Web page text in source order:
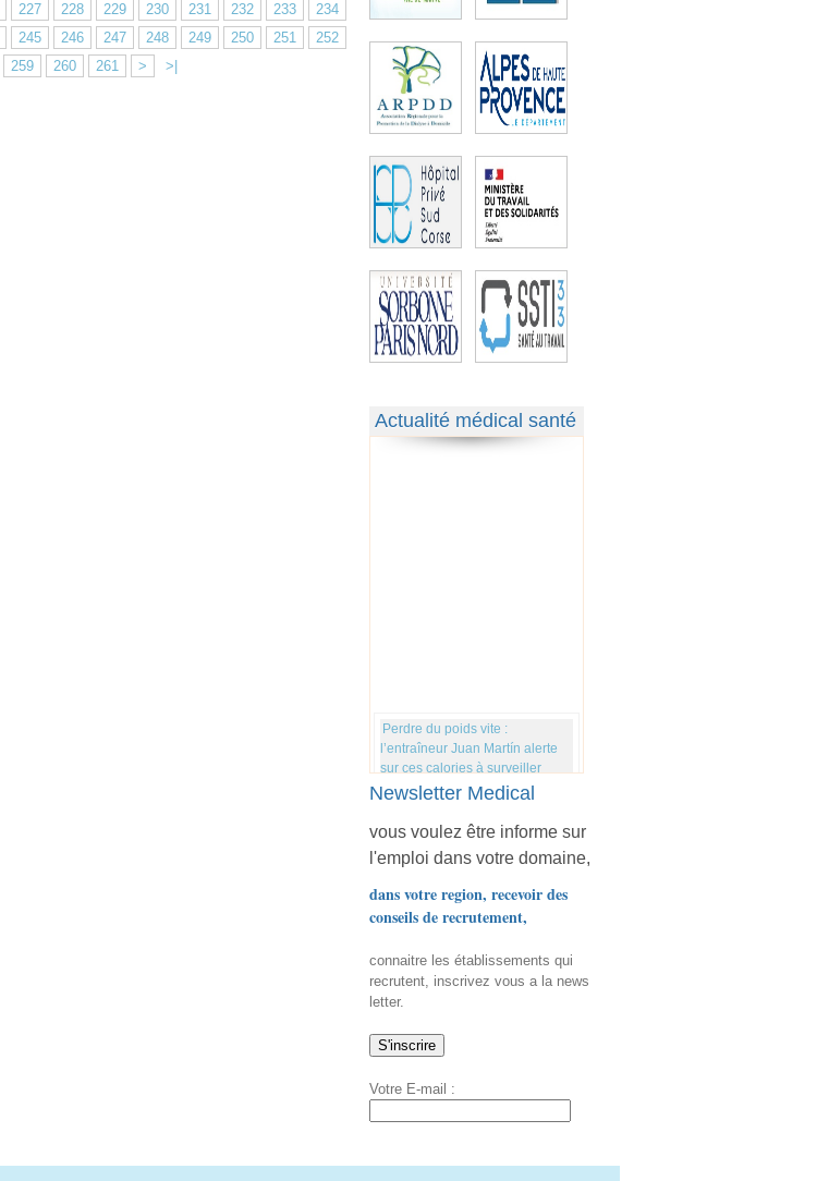
227 228 229 230 231 232 233
234
245 246 247 248 249 250 251
252
259 260 261 > >|
Actualité médical santé
Perdre du poids vite :
l’entraîneur Juan Martín alerte
sur ces calories à surveiller
Vous mangez du riz blanc ?
Cette astuce méconnue d’une
chercheuse en nutrition pourrait
changer votre façon de le
Eclipse solaire : les lunettes de
protection de l'éclipse de 1999
Listeria : Il ne faut pas manger
ce Saint-Nectaire fermier AOP
vendu chez Leclerc, Auchan,
Newsletter Medical
vous voulez être informe sur
l'emploi dans votre domaine,
dans votre region, recevoir des
conseils de recrutement,
connaitre les établissements qui
recrutent, inscrivez vous a la news
letter.
Votre E-mail :